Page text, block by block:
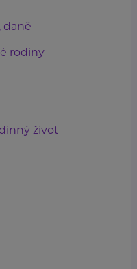
daně
rodiny
život